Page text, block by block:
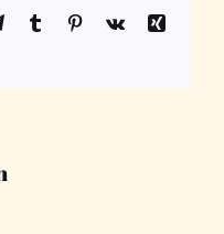
TelegramTumblr Pinterest
Vk
Xing